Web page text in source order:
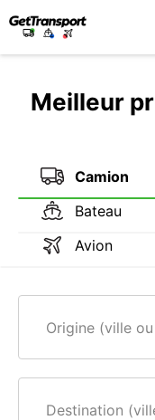
Meilleur
Camion
Bateau
Avion
Origine (ville
Destination